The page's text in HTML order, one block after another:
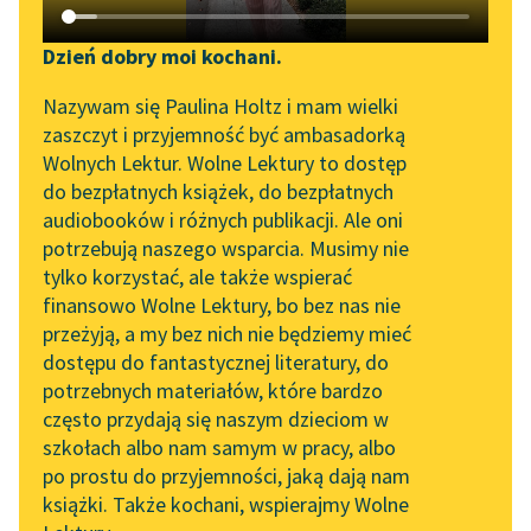
Katalog DAISY
Podkasty o książkach
Zgłoś brak utworu
Aktualności
„Prokurator Alicja Horn”
do słuchania
Byliśmy częścią AI Impact
Lab
Zapraszamy na spotkanie
online z tłumaczkami
literatury skandynawskiej
Spotkanie z Katarzyną
Tunkiel w Oslo
102. lata temu zmarł
Joseph Conrad
Narzędzia
Mapa Wolnych Lektur
Leśmianator
Przewodnik dla piszących i
czytających
API
OAI-PMH
Widget Wolnych Lektur
Przypisy
Dzień dobry moi kochani.
Nazywam się Paulina Holtz i mam wielki
zaszczyt i przyjemność być ambasadorką
Wolnych Lektur. Wolne Lektury to dostęp
do bezpłatnych książek, do bezpłatnych
audiobooków i różnych publikacji. Ale oni
potrzebują naszego wsparcia. Musimy nie
tylko korzystać, ale także wspierać
finansowo Wolne Lektury, bo bez nas nie
przeżyją, a my bez nich nie będziemy mieć
dostępu do fantastycznej literatury, do
potrzebnych materiałów, które bardzo
często przydają się naszym dzieciom w
szkołach albo nam samym w pracy, albo
po prostu do przyjemności, jaką dają nam
książki. Także kochani, wspierajmy Wolne
pobierz audiobook
pobierz książkę
czytaj online
Czyta: Masza Bogucka Grzegorz Dondziłło